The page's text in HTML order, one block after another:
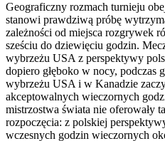
Geograficzny rozmach turnieju
stanowi prawdziwą próbę
zależności od miejsca rozgrywek
sześciu do dziewięciu godzin.
wybrzeżu USA z perspektywy
dopiero głęboko w nocy, podczas
wybrzeżu USA i w Kanadzie
akceptowalnych wieczornych
mistrzostwa świata nie oferowały
rozpoczęcia: z polskiej
wczesnych godzin wieczornych